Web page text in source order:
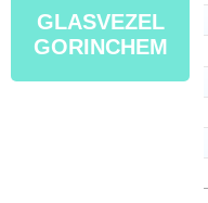
GLASVEZEL
GORINCHEM